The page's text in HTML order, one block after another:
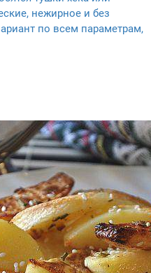
нежирное и без
по всем параметрам,